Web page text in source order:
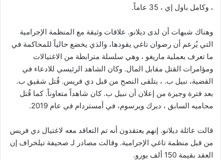
، وكامل باول إي ، 35 عاماً.
وهناك شبهات أن لدى ديلانو. علاقات وثيقة مع المنظمة الإجرامية
التي يُزعم أن رضوان تاغي يقودها، والذي يخضع حالياً للمحاكمة في
ما تعرف بعملية ماريغو ، وهي سلسلة مترابطة من الاغتيالات
ومؤامرات القتل مقابل المال. وكان الشاهد الرئيسي للادعاء في
القضية، نبيل ب. ، يتلقى النصح من قبل دي فريس. قُتل شقيق ب.
بعد فترة وجيزة من إعلان أن نبيل ب. كان شاهداً متعاوناً. كما قُتل
محاميه السابق ، ديرك ويرسوم، في أمستردام في عام 2019.
قالت عائلة ديلانو. إنهم يعتقدون أنه تم التعاقد معه لاغتيال دي فريس
من قبل منظمة تاغي الإجرامية. وقالت مصادر لـ صحيفة تيلخراف إن
العقد بقيمة 150 ألف يورو.